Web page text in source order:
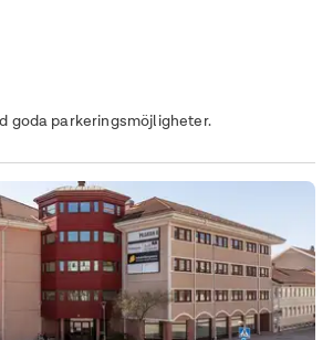
goda parkeringsmöjligheter.